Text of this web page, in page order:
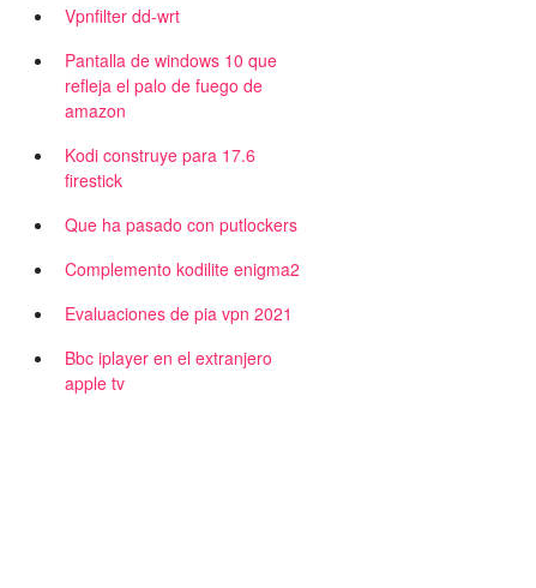
Vpnfilter dd-wrt
Pantalla de windows 10 que
refleja el palo de fuego de
amazon
Kodi construye para 17.6
firestick
Que ha pasado con putlockers
Complemento kodilite enigma2
Evaluaciones de pia vpn 2021
Bbc iplayer en el extranjero
apple tv